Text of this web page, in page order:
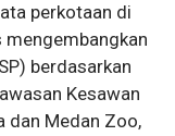
perkotaan di
mengembangkan
berdasarkan
Kesawan
dan Medan Zoo,